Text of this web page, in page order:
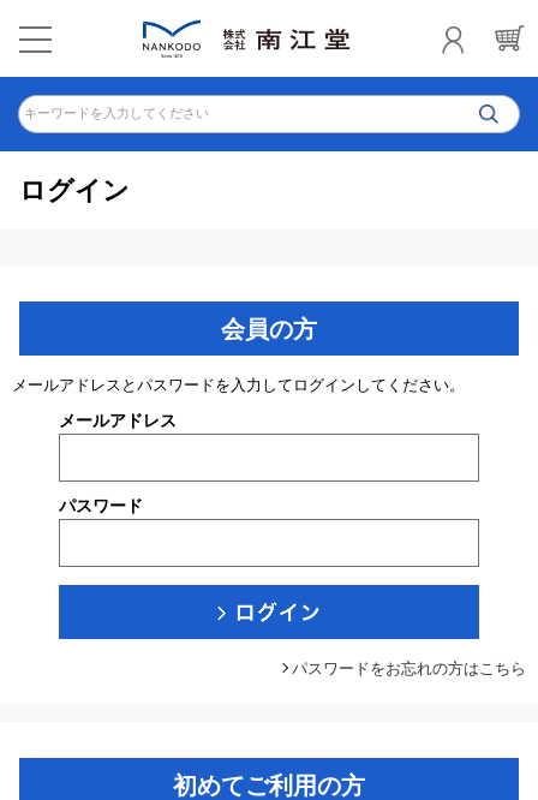
キーワードを入力してください
ログイン
会員の方
メールアドレスとパスワードを入力してログインしてください。
メールアドレス
パスワード
パスワードをお忘れの方はこちら
初めてご利用の方